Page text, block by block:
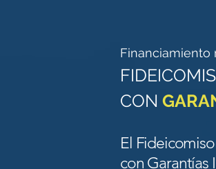
Financiamiento
CON
El
con Garantías